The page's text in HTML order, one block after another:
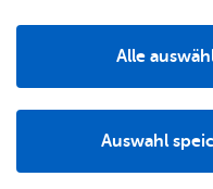
Auswahl
Alle